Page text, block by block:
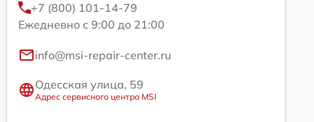
+7 (800) 101-14-79
Ежедневно с 9:00 до 21:00
info@msi-repair-center.ru
Одесская улица, 59
Адрес сервисного центра MSI